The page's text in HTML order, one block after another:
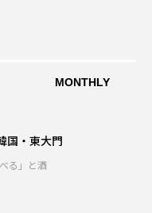
MONTHLY
国・東大門
べる」と酒